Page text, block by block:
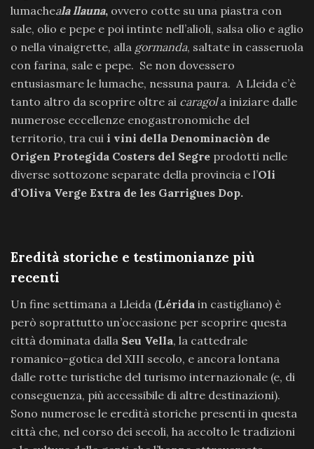
lumacheala llauna, ovvero cotte su una piastra con
sale, olio e pepe e poi intinte nell’alioli, salsa olio e aglio
o nella vinaigrette, alla gormanda, saltate in casseruola
con farina, sale e pepe. Se non dovessero
entusiasmare le lumache, nessuna paura. A Lleida c’è
tanto altro da scoprire oltre ai caragola iniziare dalle
numerose eccellenze enogastronomiche del
territorio, tra cui i vini della Denominaciòn de
Origen Protegida Costers del Segre prodotti nelle
diverse sottozone separate della provincia e l’Oli
d’Oliva Verge Extra de les Garrigues Dop.
Eredità storiche e testimonianze più
recenti
Un fine settimana a Lleida (Lérida in castigliano) è
però soprattutto un’occasione per scoprire questa
città dominata dalla Seu Vella, la cattedrale
romanico-gotica del XIII secolo, e ancora lontana
dalle rotte turistiche del turismo internazionale (e, di
conseguenza, più accessibile di altre destinazioni).
Sono numerose le eredità storiche presenti in questa
città che, nel corso dei secoli, ha accolto le tradizioni